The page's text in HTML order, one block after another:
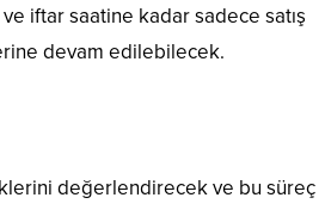
iftar saatine kadar sadece satış
devam edilebilecek.
değerlendirecek ve bu süreç